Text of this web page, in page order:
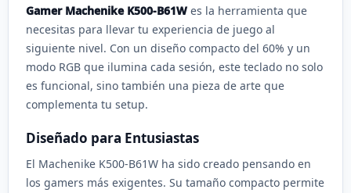
Gamer Machenike K500-B61W es la herramienta que
necesitas para llevar tu experiencia de juego al
siguiente nivel. Con un diseño compacto del 60% y un
modo RGB que ilumina cada sesión, este teclado no solo
es funcional, sino también una pieza de arte que
complementa tu setup.
Diseñado para Entusiastas
El Machenike K500-B61W ha sido creado pensando en
los gamers más exigentes. Su tamaño compacto permite